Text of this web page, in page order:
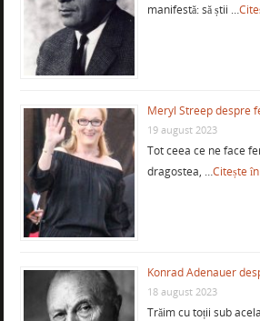
manifestă: să știi …
Meryl Streep despre
19 august 2023
Tot ceea ce ne face
dragostea, …Citește
Konrad Adenauer
18 august 2023
Trăim cu toții sub